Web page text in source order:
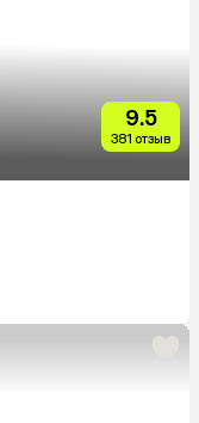
9.5
381 отзыв